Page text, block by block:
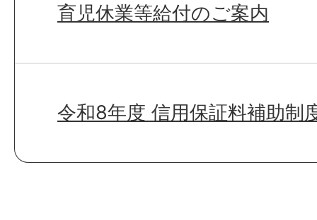
育児休業等給付のご案内
令和8年度 信用保証料補助制